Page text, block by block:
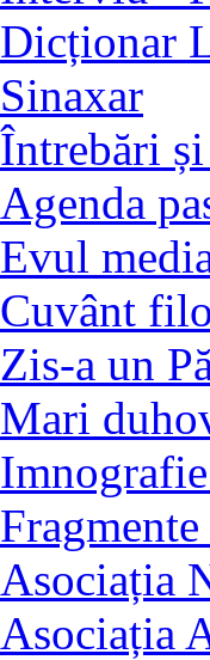
Dicționar
Sinaxar
Întrebări
Agenda
Evul
Cuvânt
Zis-a un
Mari
Asociația
Asociația